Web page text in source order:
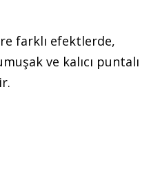
farklı efektlerde,
ve kalıcı puntalı